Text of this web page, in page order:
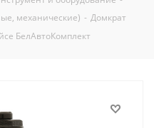
механические) - Домкрат
БелАвтоКомплект